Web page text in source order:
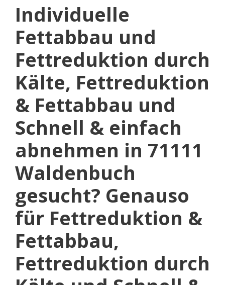
Individuelle
Fettabbau und
Fettreduktion durch
Kälte, Fettreduktion
& Fettabbau und
Schnell & einfach
abnehmen in 71111
Waldenbuch
gesucht? Genauso
für Fettreduktion &
Fettabbau,
Fettreduktion durch